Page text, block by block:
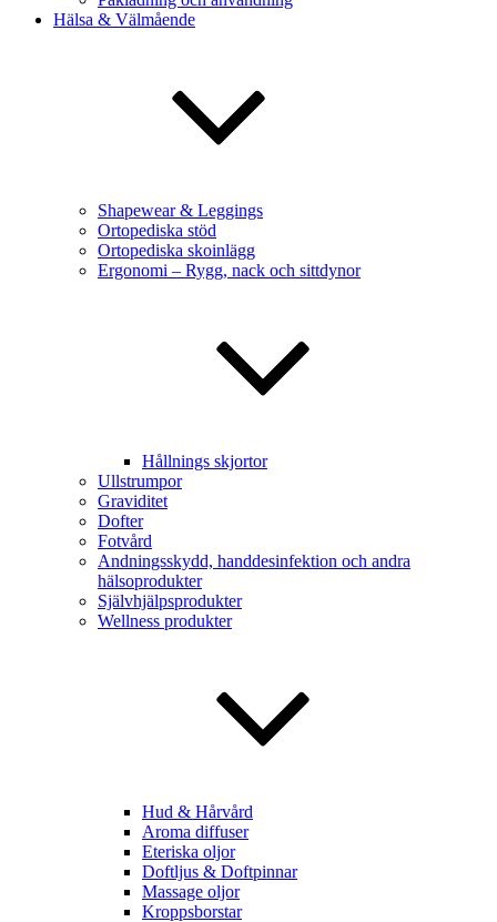
Hälsa & Välmående
Shapewear & Leggings
Ortopediska stöd
Ortopediska skoinlägg
Ergonomi – Rygg, nack och sittdynor
Hållnings skjortor
Ullstrumpor
Graviditet
Dofter
Fotvård
Andningsskydd, handdesinfektion och andra
hälsoprodukter
Självhjälpsprodukter
Wellness produkter
Hud & Hårvård
Aroma diffuser
Eteriska oljor
Doftljus & Doftpinnar
Massage oljor
Kroppsborstar